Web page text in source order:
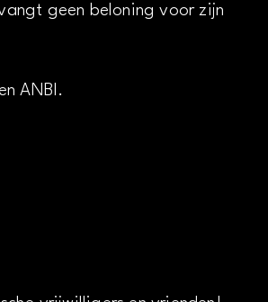
geen beloning voor zijn
ANBI.